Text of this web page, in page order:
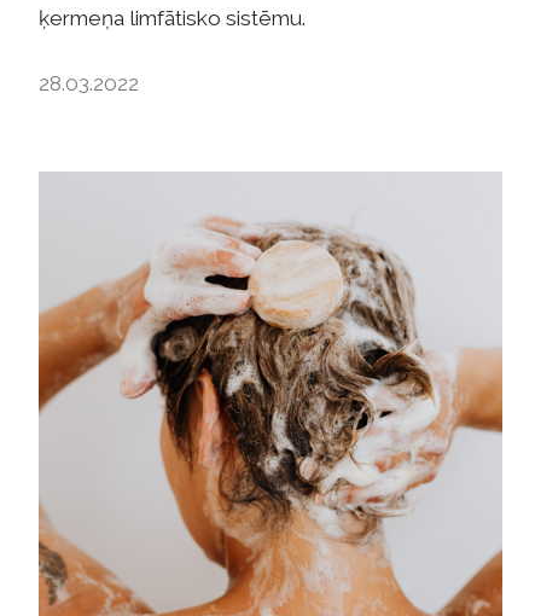
ķermeņa limfātisko sistēmu.
28.03.2022